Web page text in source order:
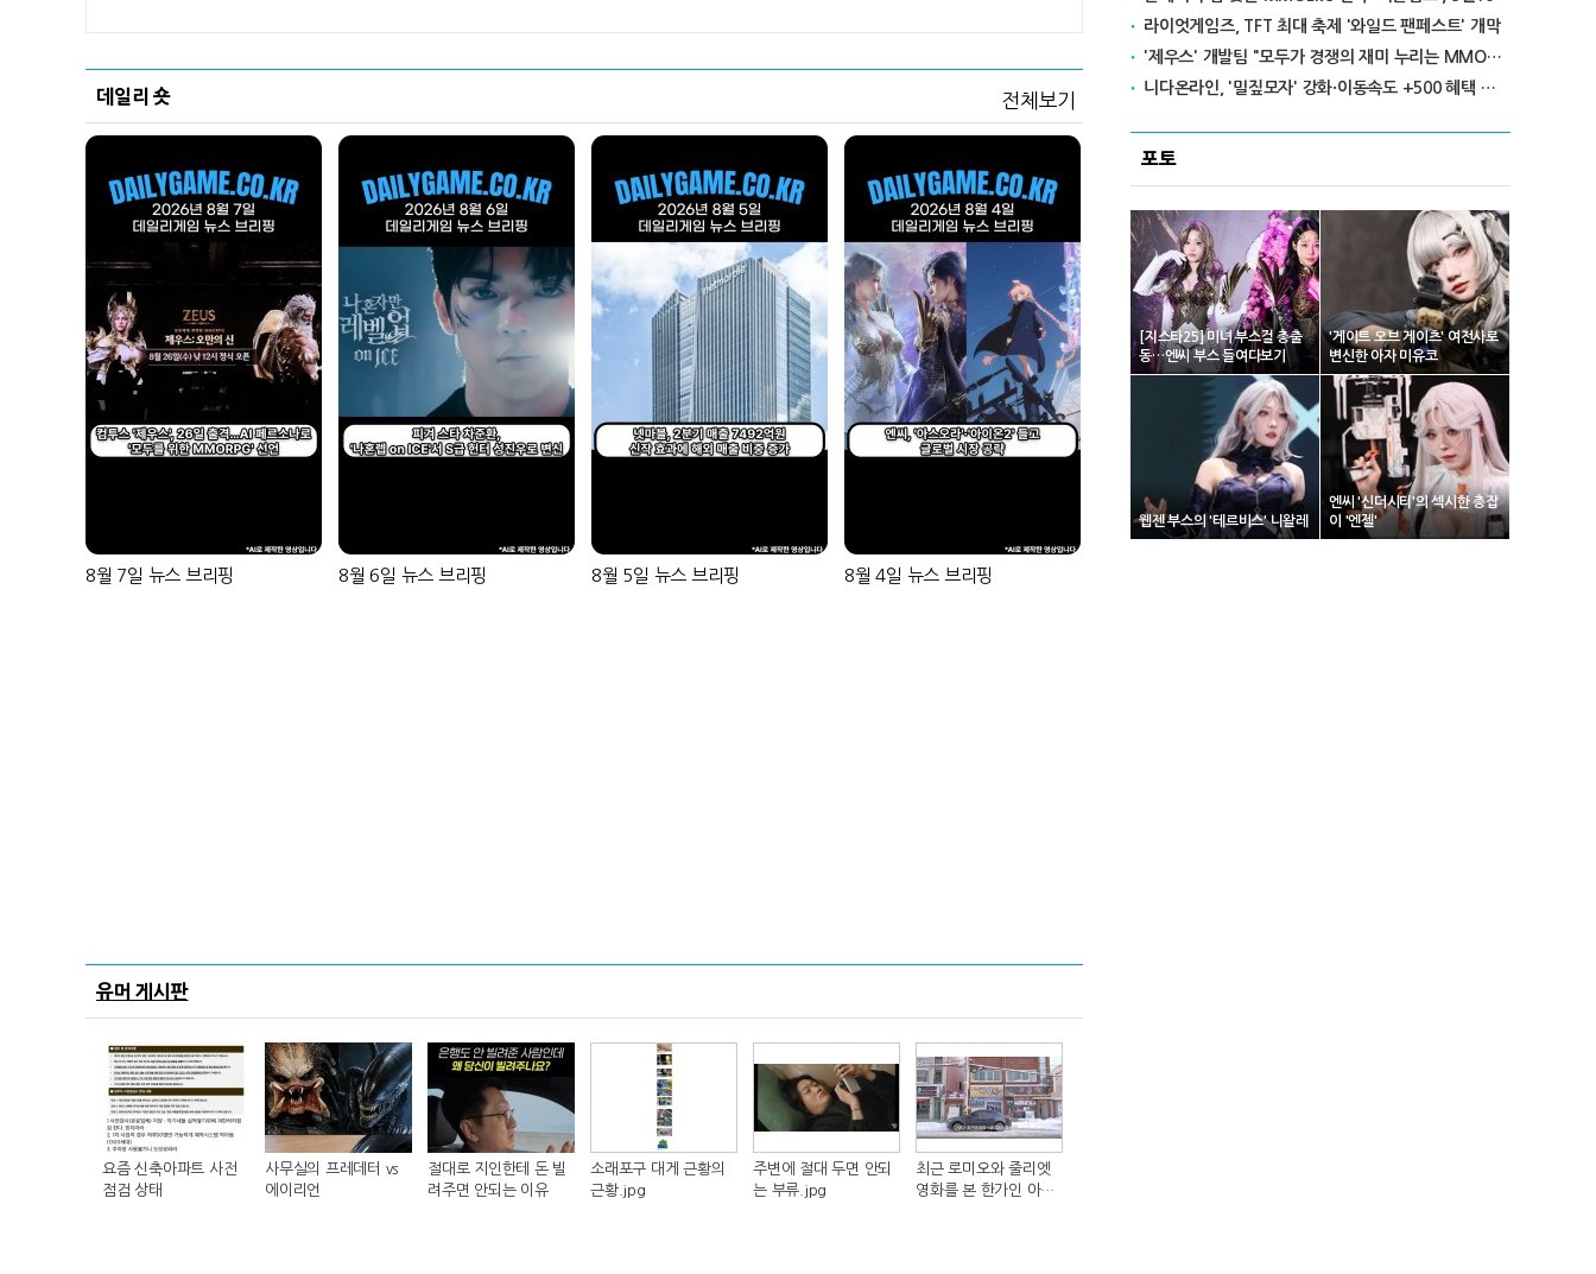
데일리 숏 전체보기
8월 7일 뉴스 브리핑 8월 6일 뉴스 브리핑 8월 5일 뉴스 브리핑 8월 4일 뉴스 브리핑
유머 게시판
요즘 신축아파트 사전
점검 상태
사무실의 프레데터 vs
에이리언
절대로 지인한테 돈 빌
려주면 안되는 이유
소래포구 대게 근황의
근황.jpg
주변에 절대 두면 안되
는 부류.jpg
최근 로미오와 줄리엣
영화를 본 한가인 아들
라이엇게임즈, TFT 최대 축제 '와일드 팬페스트' 개막
'제우스' 개발팀 "모두가 경쟁의 재미 누리는 MMORPG로 만들 것"
니다온라인, '밀짚모자' 강화·이동속도 +500 혜택 이벤트 진행
포토
[지스타25] 미녀 부스걸 총출
동…엔씨 부스 들여다보기
'게이트 오브 게이츠' 여전사로
변신한 아자 미유코
웹젠 부스의 '테르비스' 니왈레
엔씨 '신더시티'의 섹시한 총잡
이 '엔젤'